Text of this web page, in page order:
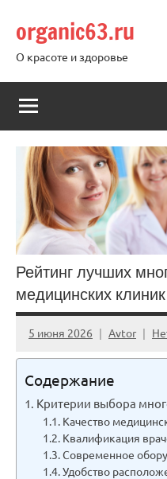
содержимому
organic63.ru
О красоте и здоровье
Рейтинг лучших
медицинских клиник
5 июня 2026 Avtor
Содержание
Критерии выбора
Качество
Квалификация
Современное
Удобство